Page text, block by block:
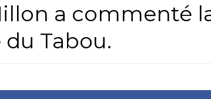
a commenté
du Tabou.